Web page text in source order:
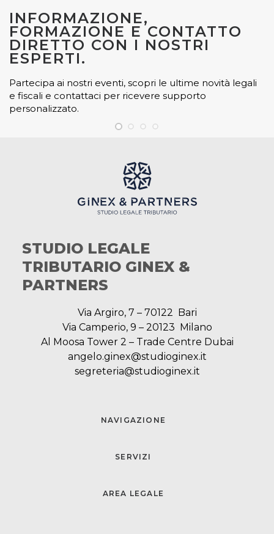
INFORMAZIONE,
FORMAZIONE E CONTATTO
DIRETTO CON I NOSTRI
ESPERTI.
Partecipa ai nostri eventi, scopri le ultime novità legali
e fiscali e contattaci per ricevere supporto
personalizzato.
STUDIO LEGALE
TRIBUTARIO GINEX &
PARTNERS
Via Argiro, 7 – 70122 Bari
Via Camperio, 9 – 20123 Milano
Al Moosa Tower 2 – Trade Centre Dubai
angelo.ginex@studioginex.it
segreteria@studioginex.it
NAVIGAZIONE
SERVIZI
AREA LEGALE